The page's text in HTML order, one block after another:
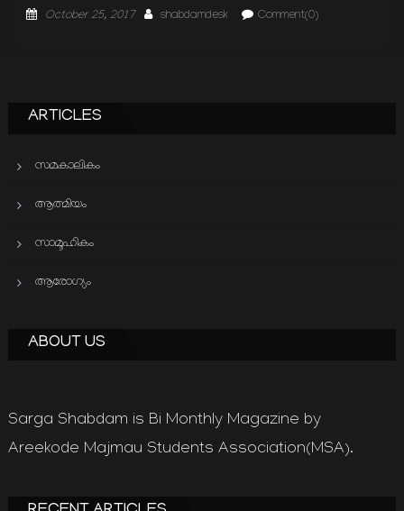
Posted
October 25, 2017 Author
shabdamdesk Comment(0)
ARTICLES
സമകാലികം
ആത്മിയം
സാമൂഹികം
ആരോഗ്യം
ABOUT US
Sarga Shabdam is Bi Monthly Magazine by
Areekode Majmau Students Association(MSA).